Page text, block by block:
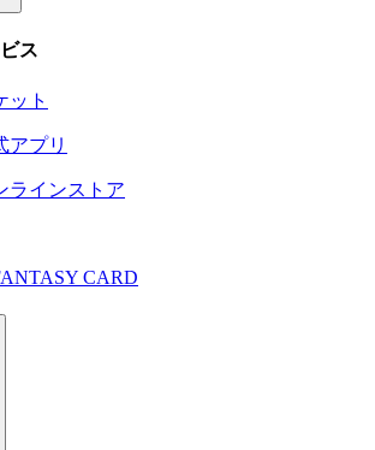
ス
ット
アプリ
ラインストア
CARD